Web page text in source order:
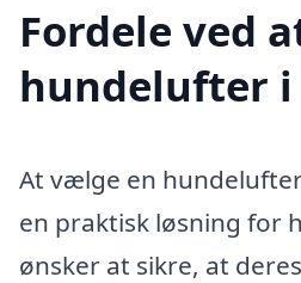
Fordele ved
hundelufter i
At vælge en
en praktisk løsning for
ønsker at sikre, at